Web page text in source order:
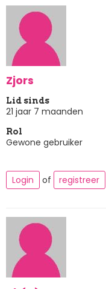
Zjors
Lid sinds
21 jaar 7 maanden
Rol
Gewone gebruiker
Login
of registreer